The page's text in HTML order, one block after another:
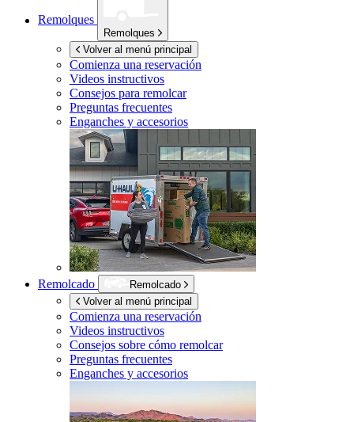
Remolques
Remolques
Volver al menú principal
Comienza una reservación
Videos instructivos
Consejos para remolcar
Preguntas frecuentes
Enganches y accesorios
Remolcado
Remolcado
Volver al menú principal
Comienza una reservación
Videos instructivos
Consejos sobre cómo remolcar
Preguntas frecuentes
Enganches y accesorios